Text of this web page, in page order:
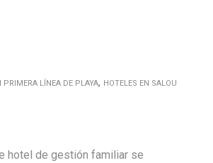
PRIMERA LÍNEA DE PLAYA, HOTELES EN SALOU
hotel de gestión familiar se